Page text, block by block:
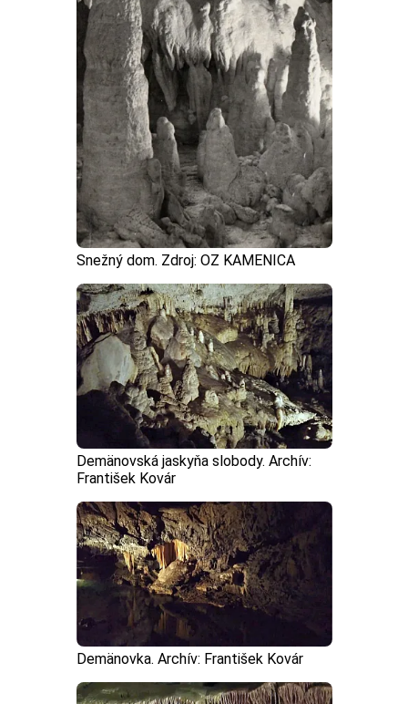
Snežný dom. Zdroj: OZ KAMENICA
Demänovská jaskyňa slobody. Archív:
František Kovár
Demänovka. Archív: František Kovár